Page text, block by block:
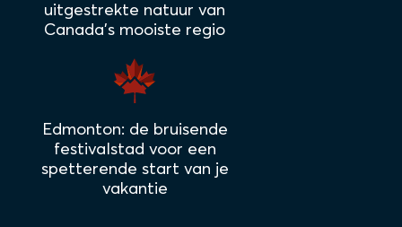
uitgestrekte natuur van
Canada's mooiste regio
Edmonton: de bruisende
festivalstad voor een
spetterende start van je
vakantie